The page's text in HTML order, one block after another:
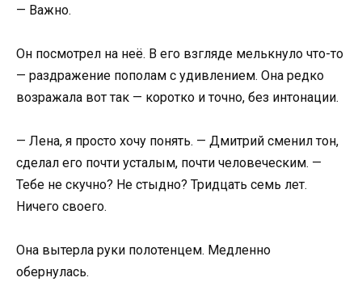
— Важно.
Он посмотрел на неё. В его взгляде мелькнуло что-то
— раздражение пополам с удивлением. Она редко
возражала вот так — коротко и точно, без интонации.
— Лена, я просто хочу понять. — Дмитрий сменил тон,
сделал его почти усталым, почти человеческим. —
Тебе не скучно? Не стыдно? Тридцать семь лет.
Ничего своего.
Она вытерла руки полотенцем. Медленно
обернулась.